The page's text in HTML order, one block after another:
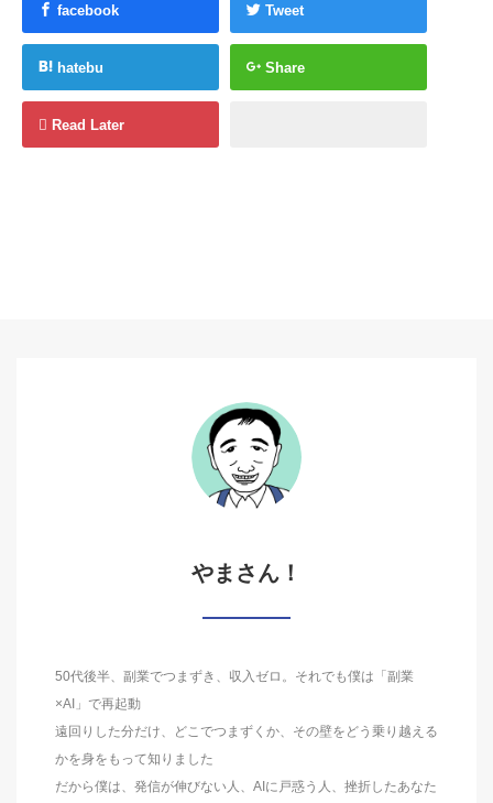
facebook Tweet
hatebu Share
Read Later
やまさん！
50代後半、副業でつまずき、収入ゼロ。それでも僕は「副業
×AI」で再起動
遠回りした分だけ、どこでつまずくか、その壁をどう乗り越える
かを身をもって知りました
だから僕は、発信が伸びない人、AIに戸惑う人、挫折したあなた